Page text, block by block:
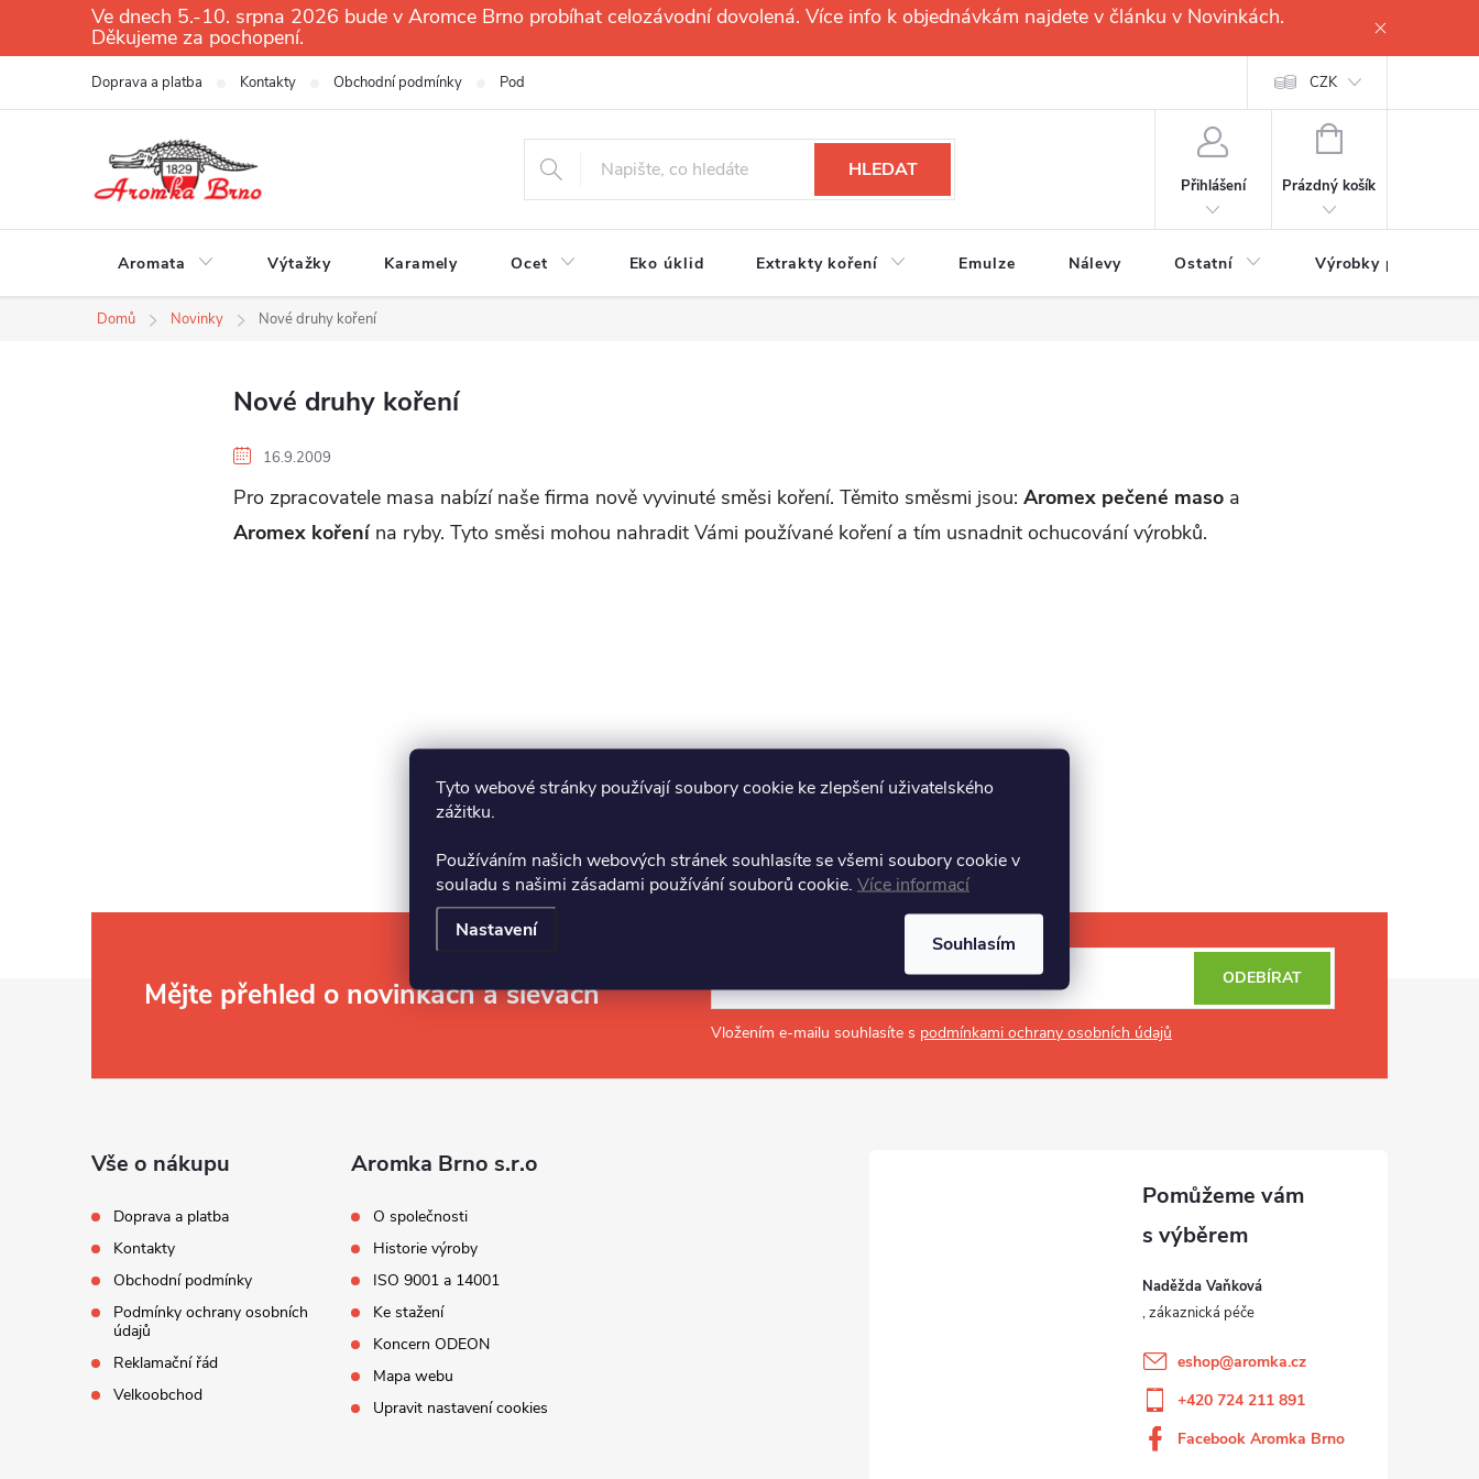
Tyto webové stránky používají soubory cookie ke zlepšení uživatelského
zážitku.
Používáním našich webových stránek souhlasíte se všemi soubory cookie v
souladu s našimi zásadami používání souborů cookie. Více informací
Nastavení
Souhlasím
Ve dnech 5.-10. srpna 2026 bude v Aromce Brno probíhat celozávodní dovolená. Více info k objednávkám najdete v článku v Novinkách.
Děkujeme za pochopení.
Doprava a platba Kontakty Obchodní podmínky Podmínky ochrany osobních údajů CZK
HLEDAT
Přihlášení
NÁKUPNÍ
Prázdný košík
Aromata Výtažky Karamely Ocet Eko úklid Extrakty koření Emulze Nálevy Ostatní Výrobky pro
Domů Novinky Nové druhy koření
Nové druhy koření
16.9.2009
Pro zpracovatele masa nabízí naše firma nově vyvinuté směsi koření. Těmito směsmi jsou: Aromex pečené masoa
Aromex kořenína ryby. Tyto směsi mohou nahradit Vámi používané koření a tím usnadnit ochucování výrobků.
Mějte přehled o novinkácha slevách
Vložením e-mailu souhlasíte s podmínkami ochrany osobních údajů
ODEBÍRAT
Vše o nákupu
Doprava a platba
Kontakty
Obchodní podmínky
Podmínky ochrany osobních
údajů
Reklamační řád
Velkoobchod
Aromka Brno s.r.o
O společnosti
Historie výroby
ISO 9001 a 14001
Ke stažení
Koncern ODEON
Mapa webu
Upravit nastavení cookies
Naděžda Vaňková
eshop@aromka.cz
+420 724 211 891
Facebook Aromka Brno